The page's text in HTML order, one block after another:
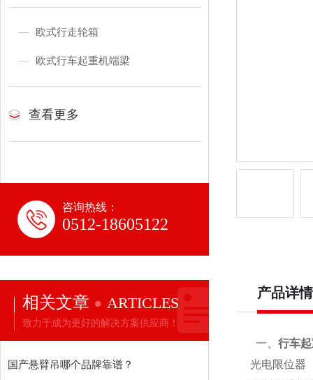
欧式行走轮箱
欧式行车起重机端梁
查看更多
咨询热线：
0512-18605122
相关文章 ARTICLES
致力于成为更好的解决方案供应商！
国产悬臂吊哪个品牌靠谱？
产品详情
一、 行车
光电限位器